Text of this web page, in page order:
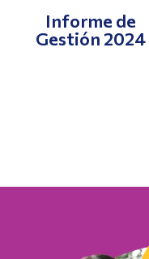
Informe de
Gestión 2024